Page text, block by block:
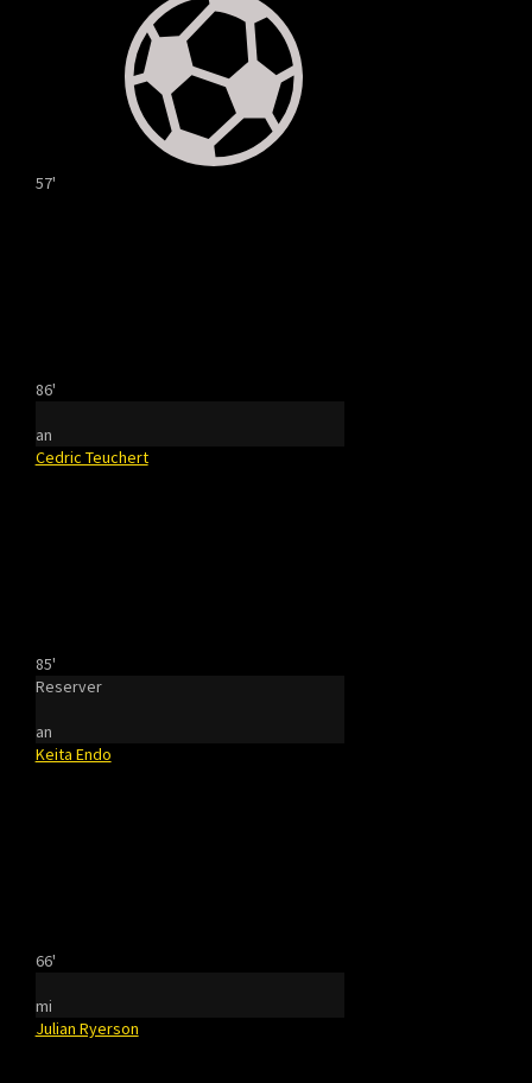
57'
86'
an
Cedric Teuchert
85'
Reserver
an
Keita Endo
66'
mi
Julian Ryerson